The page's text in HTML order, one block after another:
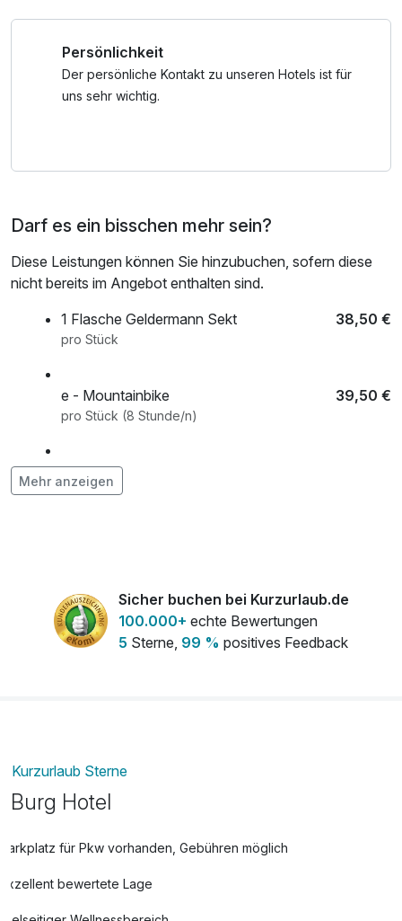
Persönlichkeit
Der persönliche Kontakt zu unseren Hotels ist für
uns sehr wichtig.
Darf es ein bisschen mehr sein?
Diese Leistungen können Sie hinzubuchen, sofern diese
nicht bereits im Angebot enthalten sind.
1 Flasche Geldermann Sekt
38,50 €
pro Stück
e - Mountainbike 39,50 €
pro Stück (8 Stunde/n)
Lunchpaket
pro Stück
Mehr anzeigen
Sicher buchen bei Kurzurlaub.de
100.000+ echte Bewertungen
5 Sterne, 99 % positives Feedback
Kurzurlaub Sterne
Burg Hotel
Parkplatz für Pkw vorhanden, Gebühren möglich
Exzellent bewertete Lage